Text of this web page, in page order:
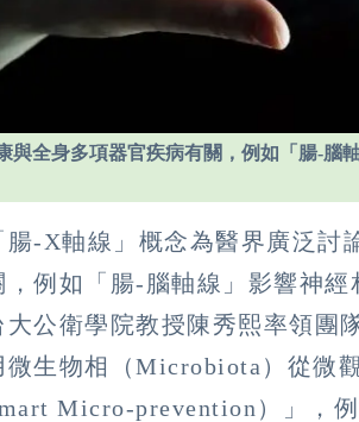
與全身多項器官疾病有關，例如「腸-腦
腸-X軸線」概念為醫界廣泛討
，例如「腸-腦軸線」影響神
大公衛學院教授陳秀熙率領團
微生物相（Microbiota）從微
Micro-prevention）」，